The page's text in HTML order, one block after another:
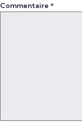
Commentaire *